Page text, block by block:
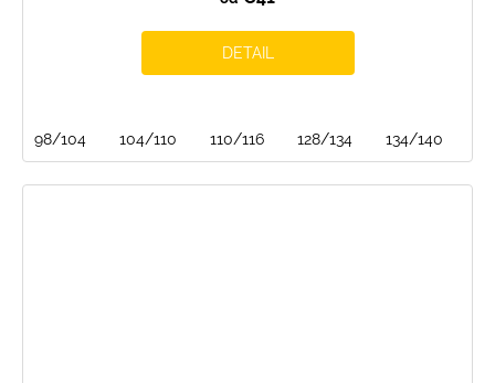
DETAIL
98/104 104/110 110/116 128/134 134/140